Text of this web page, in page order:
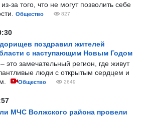
за того, что не могут позволить себе
Общество 827
поздравил жителей
с наступающим Новым Годом
это замечательный регион, где живут
люди с открытым сердцем и
Общество 2649
МЧС Волжского района провели